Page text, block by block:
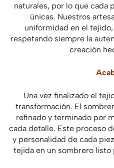
naturales, por lo que cada
únicas. Nuestros
uniformidad en el
respetando siempre la
creación
Una vez finalizado el
transformación. El
refinado y terminado por
cada detalle. Este proceso
y personalidad de cada
tejida en un sombrero listo